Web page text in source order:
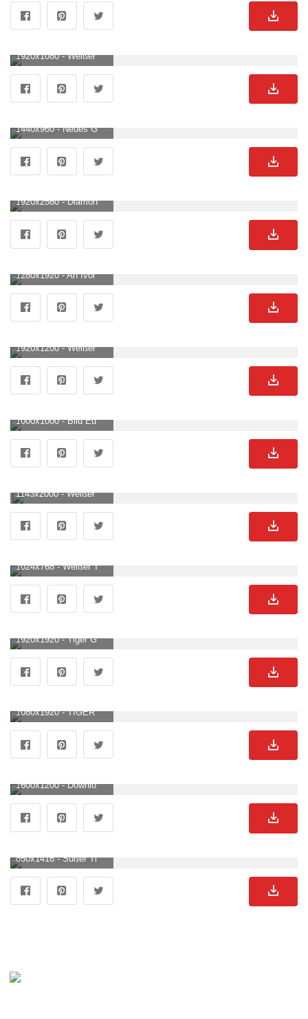
1920x1080 - Weißer Tiger Wallpaper KOSTENLOS. Weißer Tiger HintergrundbildHD 1080p .
1440x960 - Neues Gehege für beschlagnahmte Tigerdame. Weißer Tiger Hintergrundbild für Computer.
1920x2560 - Diamond Painting, Diamond Painting Tiger Set, 5D DIY Diamant Painting Erwachsene Mosaikherstellung für Diamant Painting Tiger Kunst Handwerk für Home Wand Décor 30x40cm : Amazon.de: Küche, Haushalt & Wohnen. Weißer Tiger Hintergrundbild.
1280x1920 - An Ivory and Gold Aesthetic Blog. Weißer Tiger Hintergrundbild für Handy.
1920x1200 - Weißer Tiger Wallpaper KOSTENLOS. Weißer Tiger Hintergrund .
1000x1000 - Bild Edelstahloptik von wandbild.comßer Tiger mit blauen Augen zwischen Blumen. Weißer Tiger Hintergrund .
1143x2000 - Weißer tiger in einem baum. Weißer Tiger Bild.
1024x768 - Weißer Tiger Wallpaper KOSTENLOS. Weißer Tiger Hintergrund für Desktop.
1920x1920 - Tiger Gesicht, Silhouetten Tiger Gesicht SVG, schwarz und Weiß Tiger Vektor 22666029 Vektor Kunst bei Vecteezy. Weißer Tiger Hintergrundbild für Handy.
1080x1920 - TIGER DARK WALLPAPER. Wild animal wallpaper, Animal wallpaper, Tiger artwork. Weißer Tiger Hintergrundbild.
1600x1200 - Downloaden Niedlichestigerbild Mit Entzückender Blumenabbildung. Weißer Tiger Hintergrundbild für Computer.
850x1416 - Süßer Tiger Hintergrund Handy Hintergrundbild. Weißer Tiger Hintergrund .